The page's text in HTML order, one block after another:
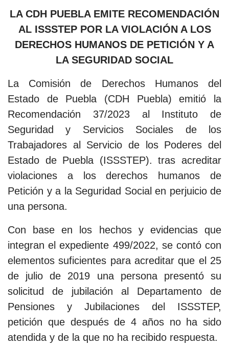
LA CDH PUEBLA EMITE RECOMENDACIÓN
AL ISSSTEP POR LA VIOLACIÓN A LOS
DERECHOS HUMANOS DE PETICIÓN Y A
LA SEGURIDAD SOCIAL
La Comisión de Derechos Humanos del
Estado de Puebla (CDH Puebla) emitió la
Recomendación 37/2023 al Instituto de
Seguridad y Servicios Sociales de los
Trabajadores al Servicio de los Poderes del
Estado de Puebla (ISSSTEP). tras acreditar
violaciones a los derechos humanos de
Petición y a la Seguridad Social en perjuicio de
una persona.
Con base en los hechos y evidencias que
integran el expediente 499/2022, se contó con
elementos suficientes para acreditar que el 25
de julio de 2019 una persona presentó su
solicitud de jubilación al Departamento de
Pensiones y Jubilaciones del ISSSTEP,
petición que después de 4 años no ha sido
atendida y de la que no ha recibido respuesta.